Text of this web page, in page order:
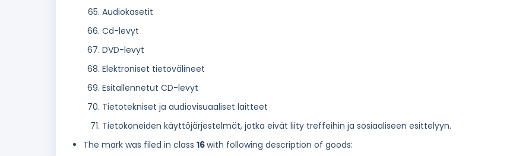
Audiokasetit
Cd-levyt
DVD-levyt
Elektroniset tietovälineet
Esitallennetut CD-levyt
Tietotekniset ja audiovisuaaliset laitteet
Tietokoneiden käyttöjärjestelmät, jotka eivät liity treffeihin ja sosiaaliseen esittelyyn.
The mark was filed in class 16with following description of goods: